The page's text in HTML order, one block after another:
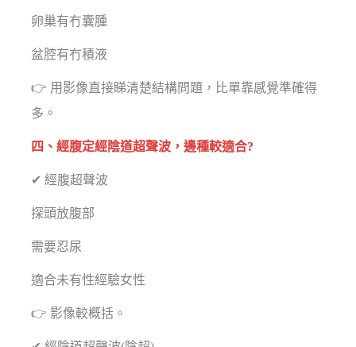
卵巢有冇囊腫
盆腔有冇積液
👉 用影像直接睇清楚結構問題，比單靠感覺準確得
多。
四、經腹定經陰道超聲波，邊種較適合?
✔ 經腹超聲波
探頭放腹部
需要忍尿
適合未有性經驗女性
👉 影像較概括。